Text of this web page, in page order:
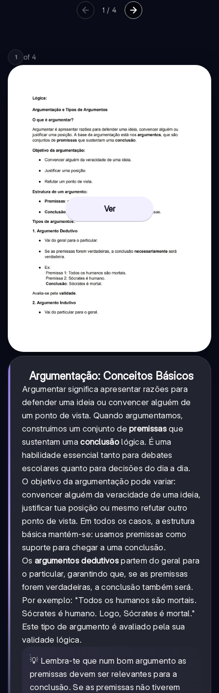
1 /4
1 of 4
Ver
Argumentação: Conceitos Básicos
Argumentar significa apresentar razões para
defender uma ideia ou convencer alguém de
um ponto de vista. Quando argumentamos,
construímos um conjunto depremissasque
sustentam umaconclusãológica. É uma
habilidade essencial tanto para debates
escolares quanto para decisões do dia a dia.
O objetivo da argumentação pode variar:
convencer alguém da veracidade de uma ideia,
justificar tua posição ou mesmo refutar outro
ponto de vista. Em todos os casos, a estrutura
básica mantém-se: usamos premissas como
suporte para chegar a uma conclusão.
Os argumentos dedutivospartem do geral para
o particular, garantindo que, se as premissas
forem verdadeiras, a conclusão também será.
Por exemplo: "Todos os humanos são mortais.
Sócrates é humano. Logo, Sócrates é mortal."
Este tipo de argumento é avaliado pela sua
validade lógica.
💡 Lembra-te que num bom argumento as
premissas devem ser relevantes para a
conclusão. Se as premissas não tiverem